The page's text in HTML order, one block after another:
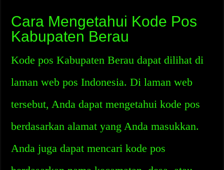
Cara Mengetahui Kode Pos
Kabupaten Berau
Kode pos Kabupaten Berau dapat dilihat di
laman web pos Indonesia. Di laman web
tersebut, Anda dapat mengetahui kode pos
berdasarkan alamat yang Anda masukkan.
Anda juga dapat mencari kode pos